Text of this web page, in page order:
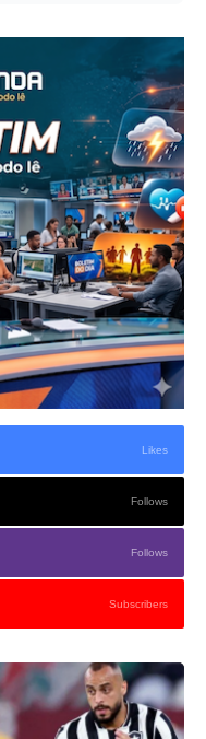
Likes
Follows
Follows
Subscribers